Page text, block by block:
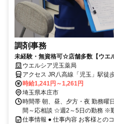
調剤事務
未経験・無資格可☆店舗多数【ウエ
ストアの調剤事務
ウエルシア児玉薬局
アクセス JR八高線「児玉」駅徒
時給1,241円～1,261円
埼玉県本庄市
時間帯 朝、昼、夕方・夜 勤務曜
間～応相談 ☆週2～5日の勤務 ※
仕事情報 ● 仕事内容 お客様との